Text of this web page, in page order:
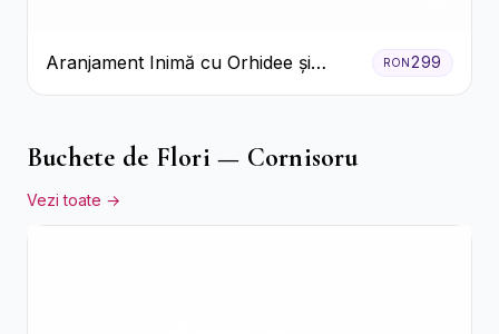
Aranjament Inimă cu Orhidee și
Floarea Miresei
RON299
Buchete de Flori — Cornisoru
Vezi toate →